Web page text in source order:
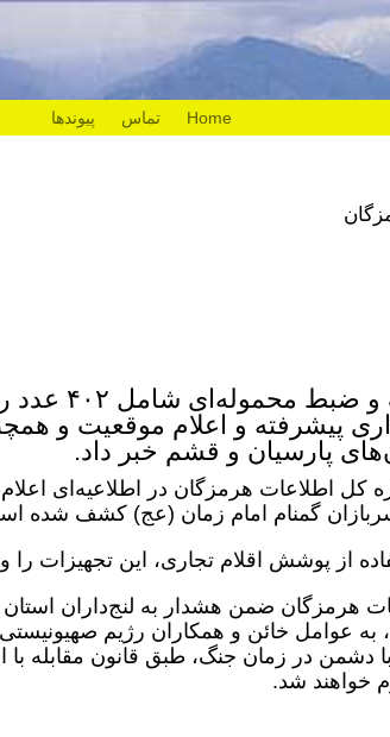
Home تماس پیوندها
اداره کل اطلاعات
پارسیان و قشم خبر داد.
کل اطلاعات هرمزگان در اطلاعیه‌ای
سربازان گمنام امام زمان (عج) کشف شده
از پوشش اقلام تجاری، این تجهیزات را
هرمزگان ضمن هشدار به لنج‌داران
عوامل خائن و همکاران رژیم صهیونیستی
در زمان جنگ، طبق قانون مقابله با
خواهند شد.